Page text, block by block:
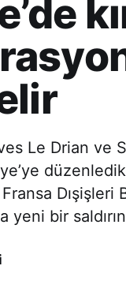
Le Drian ve
Dışişleri
yeni bir